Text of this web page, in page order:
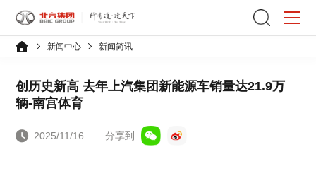
新闻中心 新闻简讯
创历史新高 去年上汽集团新能源车销量达21.9万
辆-南宫体育
2025/11/16 分享到